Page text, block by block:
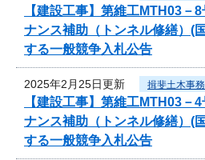
【建設工事】第維工MTH03
ナンス補助（トンネル修繕）(
する一般競争入札公告
2025年2月25日更新 揖斐土木事
【建設工事】第維工MTH03
ナンス補助（トンネル修繕）(
する一般競争入札公告